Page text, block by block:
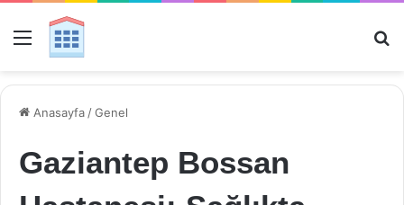
Menü
Anasayfa /Genel
Gaziantep Bossan